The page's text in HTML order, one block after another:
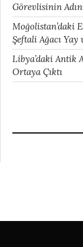
Görevlisinin
Moğolistan’daki
Şeftali Ağacı Yay
Libya’daki Antik
Ortaya Çıktı